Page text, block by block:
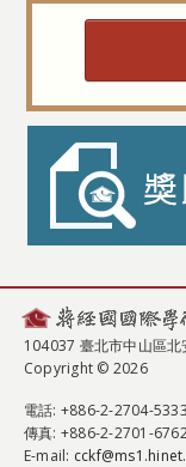
104037 臺北市中山區
Copyright © 2026
電話: +886-2-2704-5333
傳真: +886-2-2701-
E-mail: